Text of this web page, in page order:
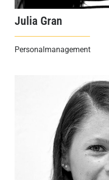
Julia Gran
Personalmanagement